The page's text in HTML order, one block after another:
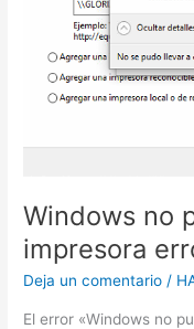
Windows no
impresora
Deja un comentario /
El error «Windows no